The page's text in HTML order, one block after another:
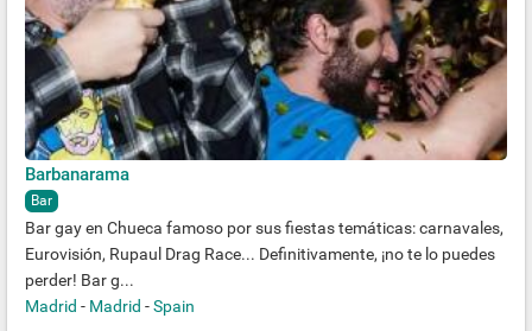
Barbanarama
Bar
Bar gay en Chueca famoso por sus fiestas temáticas: carnavales,
Eurovisión, Rupaul Drag Race... Definitivamente, ¡no te lo puedes
perder! Bar g...
Madrid - Madrid -Spain